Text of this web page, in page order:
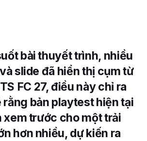
bài thuyết trình, nhiều
slide đã hiển thị cụm từ
FC 27, điều này chỉ ra
rằng bản playtest hiện tại
xem trước cho một trải
hơn nhiều, dự kiến ra